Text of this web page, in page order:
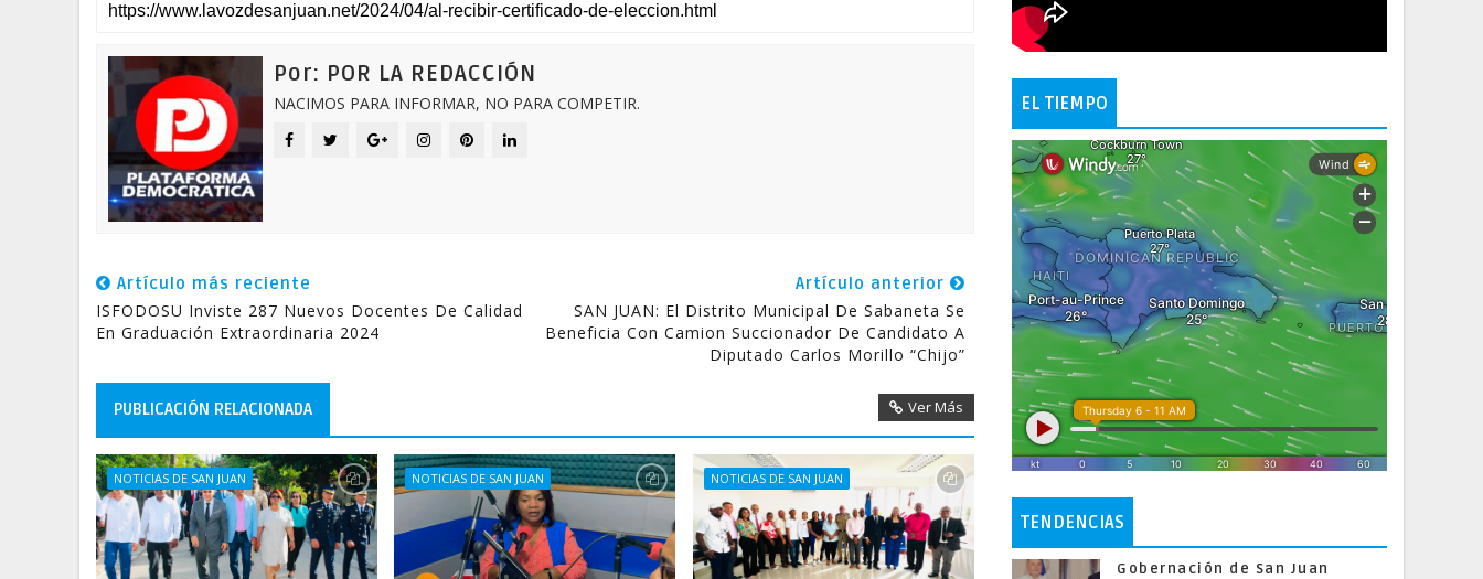
Por: POR LA REDACCIÓN
NACIMOS PARA INFORMAR, NO PARA COMPETIR.
Artículo más reciente
ISFODOSU Inviste 287 Nuevos Docentes De Calidad
En Graduación Extraordinaria 2024
Artículo anterior
SAN JUAN: El Distrito Municipal De Sabaneta Se
Beneficia Con Camion Succionador De Candidato A
Diputado Carlos Morillo “Chijo”
PUBLICACIÓN RELACIONADA Ver Más
NOTICIAS DE SAN JUAN NOTICIAS DE SAN JUAN NOTICIAS DE SAN JUAN
EL TIEMPO
TENDENCIAS
Gobernación de San Juan